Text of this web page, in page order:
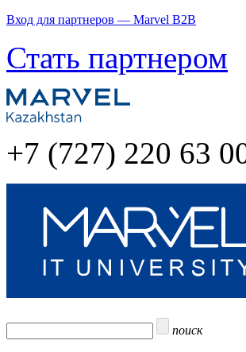
Вход для партнеров — Marvel B2B
Стать партнером
+7 (727) 220 63
поиск